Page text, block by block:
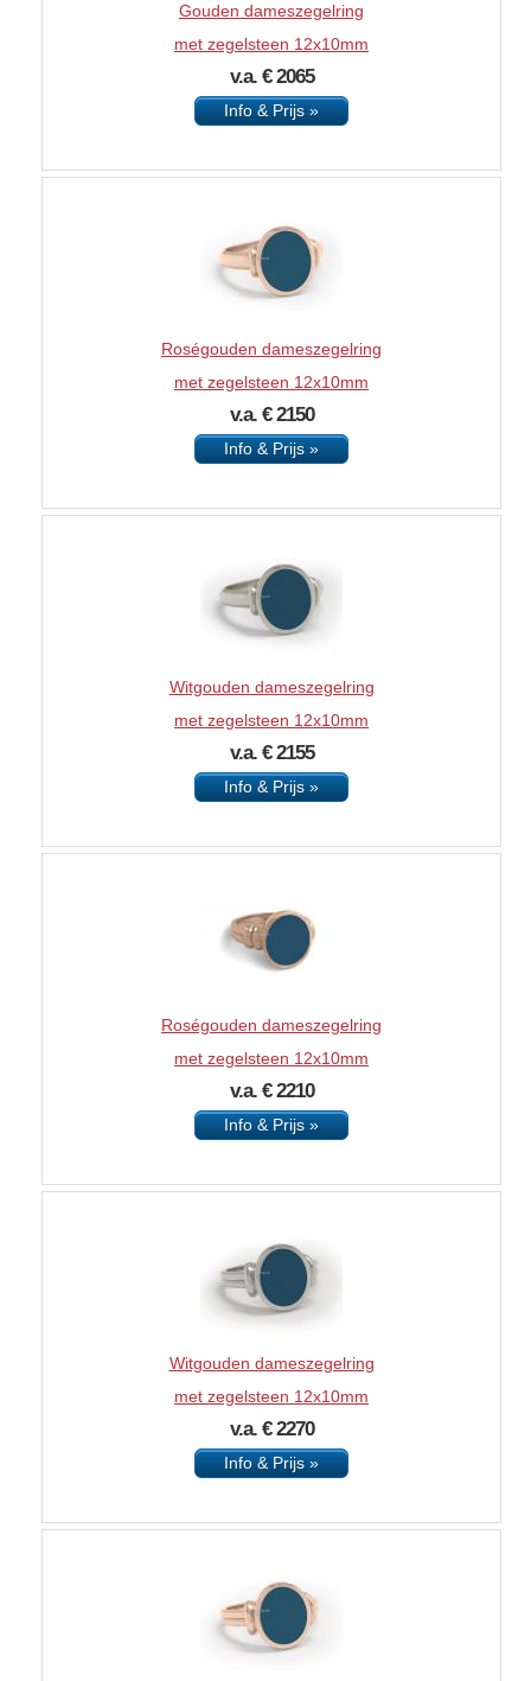
Gouden dameszegelring
met zegelsteen 12x10mm
v.a. € 2065
Info & Prijs »
Roségouden dameszegelring
met zegelsteen 12x10mm
v.a. € 2150
Info & Prijs »
Witgouden dameszegelring
met zegelsteen 12x10mm
v.a. € 2155
Info & Prijs »
Roségouden dameszegelring
met zegelsteen 12x10mm
v.a. € 2210
Info & Prijs »
Witgouden dameszegelring
met zegelsteen 12x10mm
v.a. € 2270
Info & Prijs »